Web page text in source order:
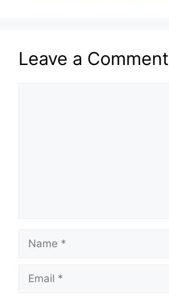
Leave a Comment
Name
Email